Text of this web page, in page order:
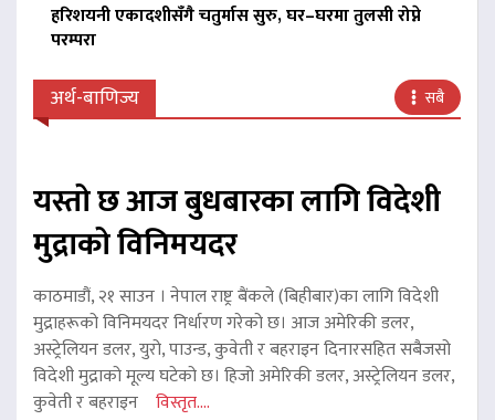
हरिशयनी एकादशीसँगै चतुर्मास सुरु, घर–घरमा तुलसी रोप्ने
परम्परा
अर्थ-बाणिज्य सबै
यस्तो छ आज बुधबारका लागि विदेशी
मुद्राको विनिमयदर
काठमाडौं, २१ साउन । नेपाल राष्ट्र बैंकले (बिहीबार)का लागि विदेशी
मुद्राहरूको विनिमयदर निर्धारण गरेको छ। आज अमेरिकी डलर,
अस्ट्रेलियन डलर, युरो, पाउन्ड, कुवेती र बहराइन दिनारसहित सबैजसो
विदेशी मुद्राको मूल्य घटेको छ। हिजो अमेरिकी डलर, अस्ट्रेलियन डलर,
कुवेती र बहराइन विस्तृत....